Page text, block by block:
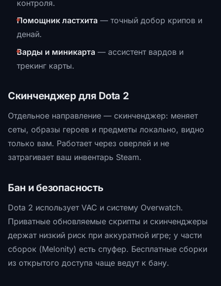
контроля.
Помощник ластхита — точный добор крипов и
денай.
Варды и миникарта — ассистент вардов и
трекинг карты.
Скинченджер для Dota 2
Отдельное направление — скинченджер: меняет
сеты, образы героев и предметы локально, видно
только вам. Работает через оверлей и не
затрагивает ваш инвентарь Steam.
Бан и безопасность
Dota 2 использует VAC и систему Overwatch.
Приватные обновляемые скрипты и скинченджеры
держат низкий риск при аккуратной игре; у части
сборок (Melonity) есть спуфер. Бесплатные сборки
из открытого доступа чаще ведут к бану.